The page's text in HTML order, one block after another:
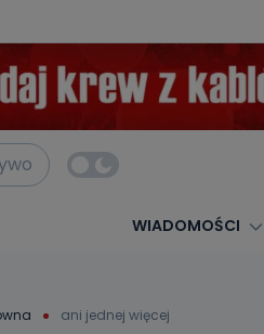
WIADOMOŚCI
ani jednej więcej